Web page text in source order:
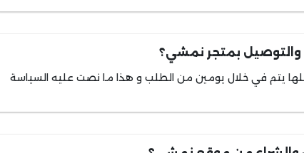
بمتجر نمشي؟
يتم في خلال يومين من الطلب و هذا ما نصت عليه السياسة